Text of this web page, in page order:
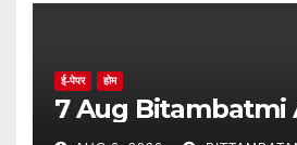
ई-पेपर होम
7 Aug